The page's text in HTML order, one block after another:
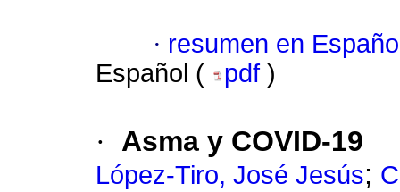
· resumen en
Español (
pdf )
· Asma y COVID-19
López-Tiro, José Jesús;